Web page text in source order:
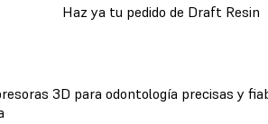
Haz ya tu pedido de Draft Resin
3D para odontología precisas y